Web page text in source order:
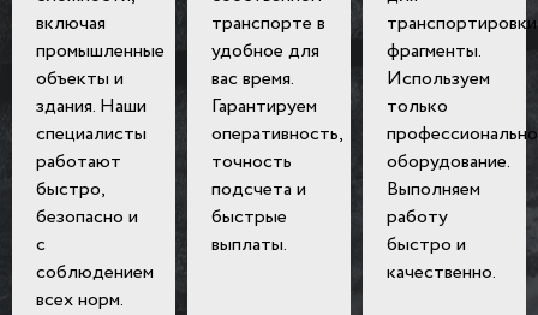
включая
промышленные
объекты и
здания. Наши
специалисты
работают
быстро,
безопасно и
с
соблюдением
всех норм.
транспорте в
удобное для
вас время.
Гарантируем
оперативность,
точность
подсчета и
быстрые
выплаты.
транспортировки
фрагменты.
Используем
только
оборудование.
Выполняем
работу
быстро и
качественно.